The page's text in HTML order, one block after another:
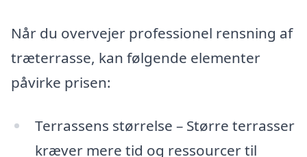
Når du overvejer professionel rensning af
træterrasse, kan følgende elementer
påvirke prisen:
Terrassens størrelse – Større terrasser
kræver mere tid og ressourcer til